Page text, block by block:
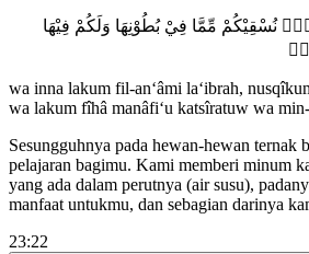
نُسْقِيْكُمْ مِّمَّا فِيْ بُطُوْنِهَا وَلَكُمْ فِيْهَا
wa inna lakum fil-an‘âmi la‘ibrah,
wa lakum fîhâ manâfi‘u katsîratuw wa
Sesungguhnya pada hewan-hewan ternak
pelajaran bagimu. Kami memberi minum
yang ada dalam perutnya (air susu),
manfaat untukmu, dan sebagian darinya
23:22